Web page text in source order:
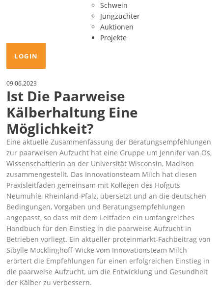
Schwein
Jungzüchter
Auktionen
Projekte
LOGIN
09.06.2023
Ist Die Paarweise
Kälberhaltung Eine
Möglichkeit?
Eine aktuelle Zusammenfassung der Beratungsempfehlungen
zur paarweisen Aufzucht hat eine Gruppe um Jennifer van Os,
Wissenschaftlerin an der Universität Wisconsin, Madison
zusammengestellt. Das Innovationsteam Milch hat diesen
Praxisleitfaden gemeinsam mit Kollegen des Hofguts
Neumühle, Rheinland-Pfalz, übersetzt und an die deutschen
Bedingungen, Vorgaben und Beratungsempfehlungen
angepasst, so dass mit dem Leitfaden ein umfangreiches
Handbuch für den Einstieg in die paarweise Aufzucht in
Betrieben vorliegt. Einaktueller proteinmarkt-Fachbeitrag von
Sibylle Möcklinghoff-Wicke vom Innovationsteam Milch
erörtert die Empfehlungen für einen erfolgreichen Einstieg in
die paarweise Aufzucht, um die Entwicklung und Gesundheit
der Kälber zu verbessern.